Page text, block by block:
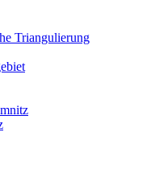
Triangulierung